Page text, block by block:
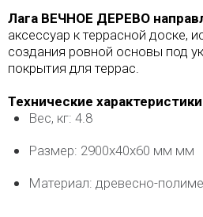
Лага ВЕЧНОЕ ДЕРЕВО
аксессуар к террасной доске,
создания ровной основы под
покрытия для террас.
Технические
Вес, кг: 4.8
Размер: 2900х40х60 мм мм
Материал: древесно-